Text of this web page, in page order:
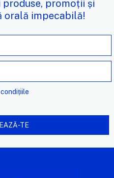
promoții și
orală impecabilă!